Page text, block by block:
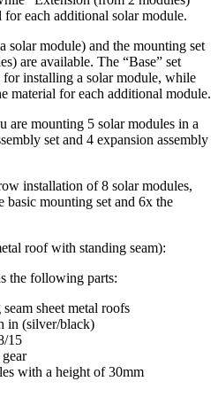
each additional solar module.
solar module) and the mounting set
are available. The “Base” set
installing a solar module, while
material for each additional module.
are mounting 5 solar modules in a
set and 4 expansion assembly
installation of 8 solar modules,
mounting set and 6x the
roof with standing seam):
the following parts:
sheet metal roofs
in (silver/black)
15
with a height of 30mm